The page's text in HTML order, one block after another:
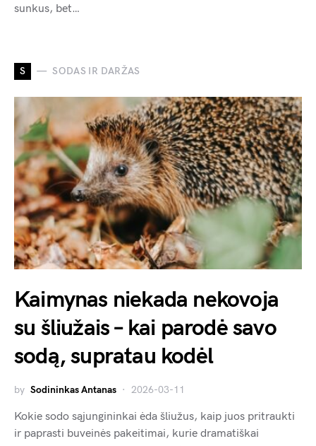
sunkus, bet…
S SODAS IR DARŽAS
Kaimynas niekada nekovoja
su šliužais – kai parodė savo
sodą, supratau kodėl
by Sodininkas Antanas 2026-03-11
Kokie sodo sąjungininkai ėda šliužus, kaip juos pritraukti
ir paprasti buveinės pakeitimai, kurie dramatiškai